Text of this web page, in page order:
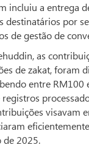
incluiu a entrega
destinatários por
de gestão de
as
de zakat, foram
entre RM100
visavam
de 2025.